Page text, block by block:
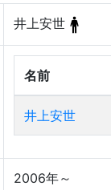
井上安世
名前
井上安世
2006年～